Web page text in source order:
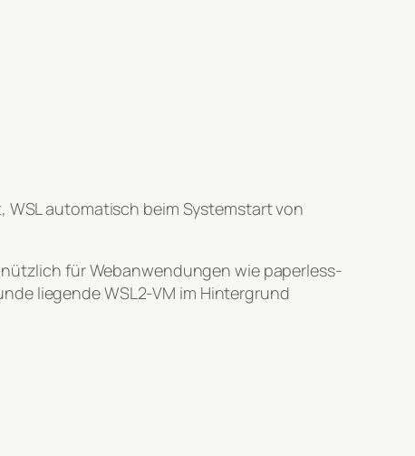
automatisch beim Systemstart von
für Webanwendungen wie paperless-
liegende WSL2-VM im Hintergrund